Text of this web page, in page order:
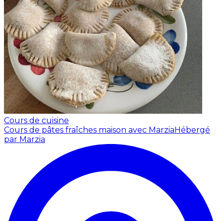
Cours de cuisine
Cours de pâtes fraîches maison avec MarziaHébergé
par Marzia